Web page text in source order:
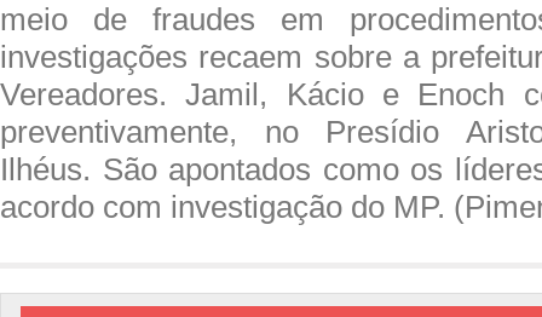
meio de fraudes em
investigações recaem sobre a
Vereadores. Jamil, Kácio e Enoch
preventivamente, no Presídio
Ilhéus. São apontados como os
acordo com investigação do MP.